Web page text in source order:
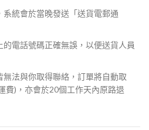
統會於當晚發送「送貨電郵通
電話號碼正確無誤，以便送貨人員
法與你取得聯絡，訂單將自動取
費)，亦會於20個工作天內原路退